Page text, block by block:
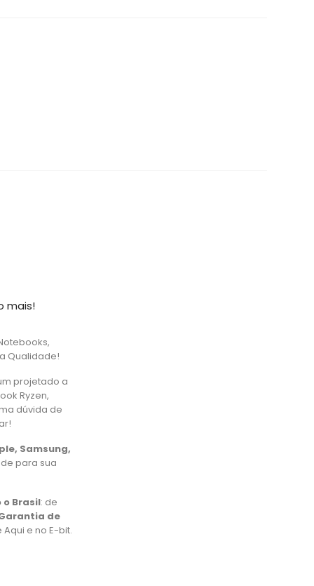
mais!
Qualidade!
projetado a
Ryzen,
dúvida de
Samsung,
para sua
Brasil: de
de
e no E-bit.